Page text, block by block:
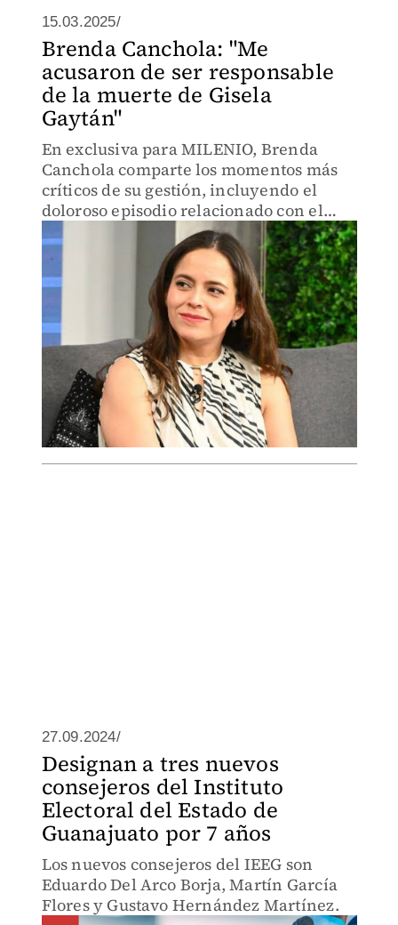
15.03.2025/
Brenda Canchola: "Me
acusaron de ser responsable
de la muerte de Gisela
Gaytán"
En exclusiva para MILENIO, Brenda
Canchola comparte los momentos más
críticos de su gestión, incluyendo el
doloroso episodio relacionado con el
asesinado de la candidata de Morena.
27.09.2024/
Designan a tres nuevos
consejeros del Instituto
Electoral del Estado de
Guanajuato por 7 años
Los nuevos consejeros del IEEG son
Eduardo Del Arco Borja, Martín García
Flores y Gustavo Hernández Martínez.